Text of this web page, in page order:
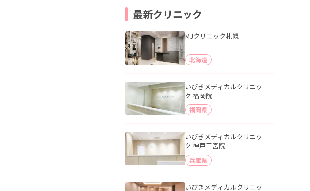
最新クリニック
MJクリニック札幌
北海道
いびきメディカルクリニッ
ク 福岡院
福岡県
いびきメディカルクリニッ
ク 神戸三宮院
兵庫県
いびきメディカルクリニッ